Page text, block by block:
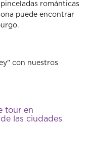
pinceladas románticas
puede encontrar
con nuestros
tour en
las ciudades